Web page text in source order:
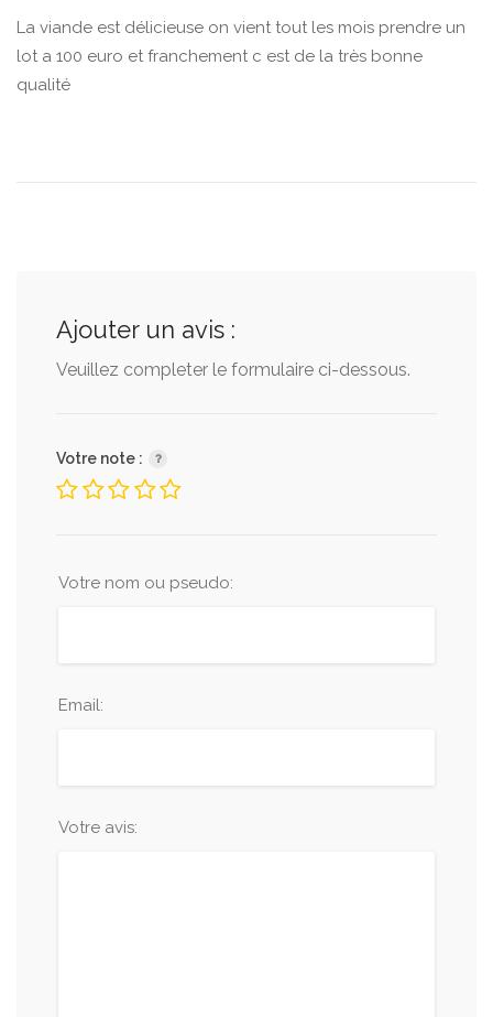
La viande est délicieuse on vient tout les mois prendre un
lot a 100 euro et franchement c est de la très bonne
qualité
Ajouter un avis :
Veuillez completer le formulaire ci-dessous.
Votre note :
Votre nom ou pseudo:
Email:
Votre avis: